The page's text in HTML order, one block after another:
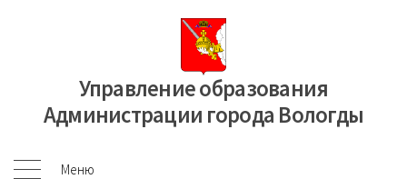
Управление образования
Администрации города Вологды
Меню
Меню